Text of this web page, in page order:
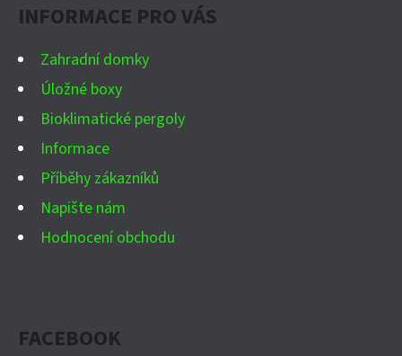
INFORMACE PRO VÁS
Zahradní domky
Úložné boxy
Bioklimatické pergoly
Informace
Příběhy zákazníků
Napište nám
Hodnocení obchodu
FACEBOOK